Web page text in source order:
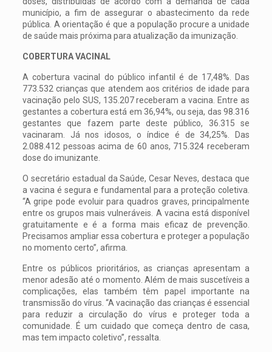
município, a fim de assegurar o abastecimento da rede
pública. A orientação é que a população procure a unidade
de saúde mais próxima para atualização da imunização.
COBERTURA VACINAL
A cobertura vacinal do público infantil é de 17,48%. Das
773.532 crianças que atendem aos critérios de idade para
vacinação pelo SUS, 135.207 receberam a vacina. Entre as
gestantes a cobertura está em 36,94%, ou seja, das 98.316
gestantes que fazem parte deste público, 36.315 se
vacinaram. Já nos idosos, o índice é de 34,25%. Das
2.088.412 pessoas acima de 60 anos, 715.324 receberam
dose do imunizante.
O secretário estadual da Saúde, Cesar Neves, destaca que
a vacina é segura e fundamental para a proteção coletiva.
“A gripe pode evoluir para quadros graves, principalmente
entre os grupos mais vulneráveis. A vacina está disponível
gratuitamente e é a forma mais eficaz de prevenção.
Precisamos ampliar essa cobertura e proteger a população
no momento certo”, afirma.
Entre os públicos prioritários, as crianças apresentam a
menor adesão até o momento. Além de mais suscetíveis a
complicações, elas também têm papel importante na
transmissão do vírus. “A vacinação das crianças é essencial
para reduzir a circulação do vírus e proteger toda a
comunidade. É um cuidado que começa dentro de casa,
mas tem impacto coletivo”, ressalta.